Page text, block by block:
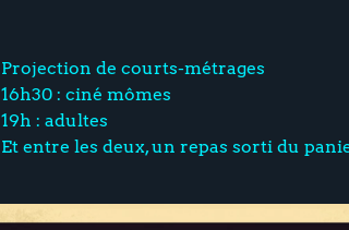
Projection de courts-métrages
16h30 : ciné mômes
19h : adultes
Et entre les deux, un repas sorti du